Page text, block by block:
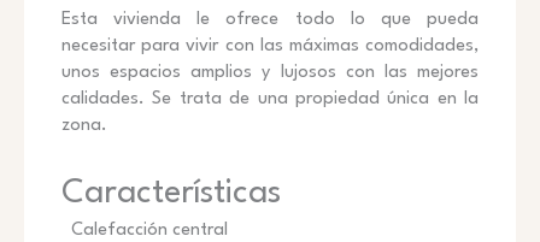
Esta vivienda le ofrece todo lo que pueda
necesitar para vivir con las máximas comodidades,
unos espacios amplios y lujosos con las mejores
calidades. Se trata de una propiedad única en la
zona.
Características
Calefacción central